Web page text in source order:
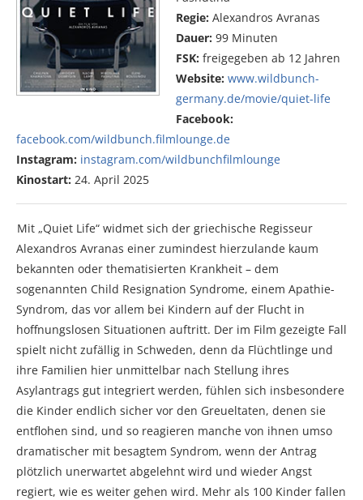
Regie: Alexandros Avranas
Dauer: 99 Minuten
FSK: freigegeben ab 12 Jahren
Website: www.wildbunch-
germany.de/movie/quiet-life
Facebook:
facebook.com/wildbunch.filmlounge.de
Instagram: instagram.com/wildbunchfilmlounge
Kinostart: 24. April 2025
Mit „Quiet Life“ widmet sich der griechische Regisseur
Alexandros Avranas einer zumindest hierzulande kaum
bekannten oder thematisierten Krankheit – dem
sogenannten Child Resignation Syndrome, einem Apathie-
Syndrom, das vor allem bei Kindern auf der Flucht in
hoffnungslosen Situationen auftritt. Der im Film gezeigte Fall
spielt nicht zufällig in Schweden, denn da Flüchtlinge und
ihre Familien hier unmittelbar nach Stellung ihres
Asylantrags gut integriert werden, fühlen sich insbesondere
die Kinder endlich sicher vor den Greueltaten, denen sie
entflohen sind, und so reagieren manche von ihnen umso
dramatischer mit besagtem Syndrom, wenn der Antrag
plötzlich unerwartet abgelehnt wird und wieder Angst
regiert, wie es weiter gehen wird. Mehr als 100 Kinder fallen